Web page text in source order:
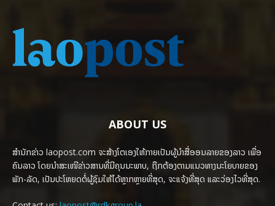
ABOUT US
ສຳນັກຂ່າວ laopost.com ຈະສ້າງໂຕເອງໃຫ້ກາຍເປັນຜູ້ນຳສື່ອອນລາຍຂອງລາວ ເພື່ອ
ຄົນລາວ ໂດຍນຳສະເໜີຂ່າວສານທີ່ມີຄຸນນະພາບ, ຖືກຕ້ອງຕາມແນວທາງນະໂຍບາຍຂອງ
ພັກ-ລັດ, ເປັນປະໂຫຍດຕໍ່ຜູ້ຊົມໃຫ້ໄດ້ຫຼາກຫຼາຍທີ່ສຸດ, ຈະແຈ້ງທີ່ສຸດ ແລະວ່ອງໄວທີ່ສຸດ.